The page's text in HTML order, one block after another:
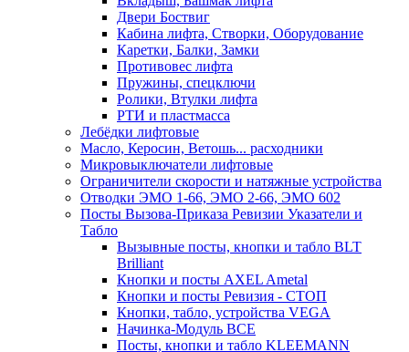
Двери Боствиг
Кабина лифта, Створки, Оборудование
Каретки, Балки, Замки
Противовес лифта
Пружины, спецключи
Ролики, Втулки лифта
РТИ и пластмасса
Лебёдки лифтовые
Масло, Керосин, Ветошь... расходники
Микровыключатели лифтовые
Ограничители скорости и натяжные устройства
Отводки ЭМО 1-66, ЭМО 2-66, ЭМО 602
Посты Вызова-Приказа Ревизии Указатели и
Табло
Вызывные посты, кнопки и табло BLT
Brilliant
Кнопки и посты AXEL Ametal
Кнопки и посты Ревизия - СТОП
Кнопки, табло, устройства VEGA
Начинка-Модуль ВСЕ
Посты, кнопки и табло KLEEMANN